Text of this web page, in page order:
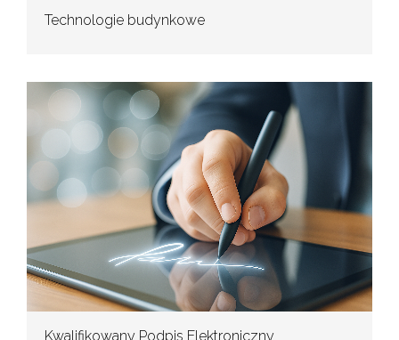
Technologie budynkowe
Kwalifikowany Podpis Elektroniczny